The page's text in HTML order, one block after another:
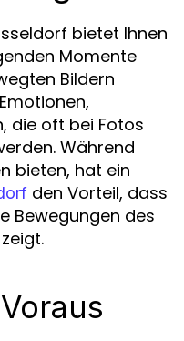
bietet Ihnen
Momente
Bildern
die oft bei Fotos
Während
bieten, hat ein
den Vorteil, dass
Bewegungen des